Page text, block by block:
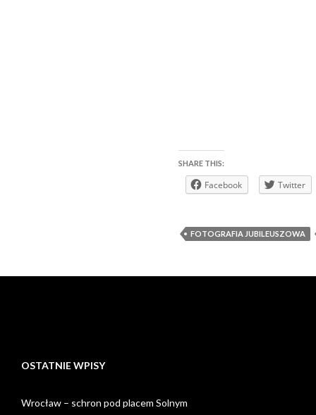
SHARE THIS:
Facebook Twitter
FOTOGRAFIA JUBILEUSZOWA
OSTATNIE WPISY
Wrocław – schron pod placem Solnym